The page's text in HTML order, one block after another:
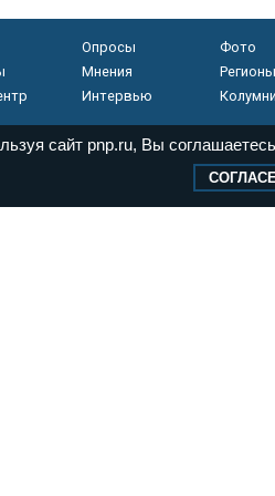
Опросы
Фото
Мнения
Регионы
Интервью
и
сайт pnp.ru, Вы